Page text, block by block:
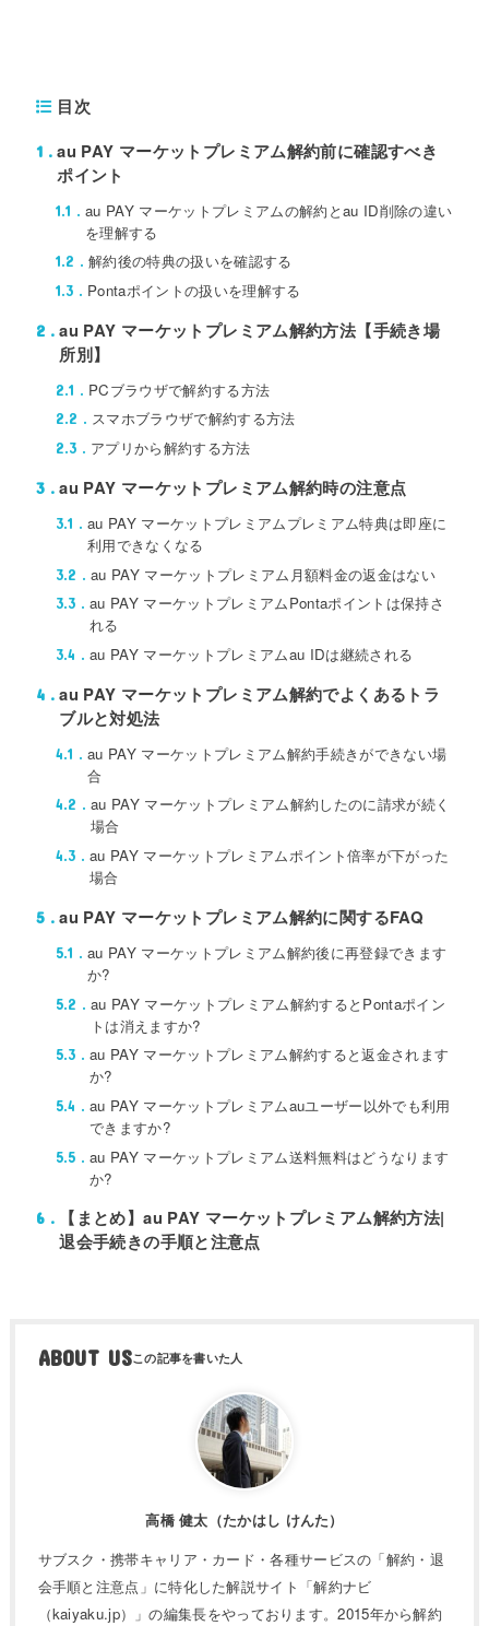
目次
1
au PAY マーケットプレミアム解約前に確認すべき
ポイント
1.1
au PAY マーケットプレミアムの解約とau ID削除の違い
を理解する
1.2 解約後の特典の扱いを確認する
1.3 Pontaポイントの扱いを理解する
2
au PAY マーケットプレミアム解約方法【手続き場
所別】
2.1 PCブラウザで解約する方法
2.2 スマホブラウザで解約する方法
2.3 アプリから解約する方法
3 au PAY マーケットプレミアム解約時の注意点
3.1
au PAY マーケットプレミアムプレミアム特典は即座に
利用できなくなる
3.2 au PAY マーケットプレミアム月額料金の返金はない
3.3
au PAY マーケットプレミアムPontaポイントは保持さ
れる
3.4 au PAY マーケットプレミアムau IDは継続される
4
au PAY マーケットプレミアム解約でよくあるトラ
ブルと対処法
4.1
au PAY マーケットプレミアム解約手続きができない場
合
4.2
au PAY マーケットプレミアム解約したのに請求が続く
場合
4.3
au PAY マーケットプレミアムポイント倍率が下がった
場合
5 au PAY マーケットプレミアム解約に関するFAQ
5.1
au PAY マーケットプレミアム解約後に再登録できます
か?
5.2
au PAY マーケットプレミアム解約するとPontaポイン
トは消えますか?
5.3
au PAY マーケットプレミアム解約すると返金されます
か?
5.4
au PAY マーケットプレミアムauユーザー以外でも利用
できますか?
5.5
au PAY マーケットプレミアム送料無料はどうなります
か?
6
【まとめ】au PAY マーケットプレミアム解約方法|
退会手続きの手順と注意点
ABOUT US
高橋 健太（たかはし けんた）
サブスク・携帯キャリア・カード・各種サービスの「解約・退
会手順と注意点」に特化した解説サイト「解約ナビ
（kaiyaku.jp）」の編集長をやっております。2015年から解約